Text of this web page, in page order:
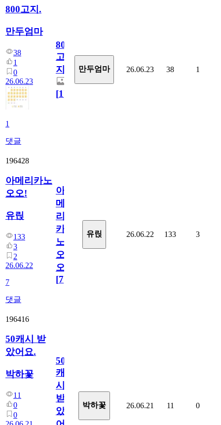
800고지.
만두엄마
38
1
0
26.06.23
1
댓글
800
고
지.
[1]
만두엄마 26.06.23 38 1
196428
아메리카노
오오!
유릱
133
3
2
26.06.22
7
댓글
아
메
리
카
노
오
오!
[7]
유릱 26.06.22 133 3
196416
50캐시 받
았어요.
박하꽃
11
0
0
50
캐
시
받
았
박하꽃 26.06.21 11 0